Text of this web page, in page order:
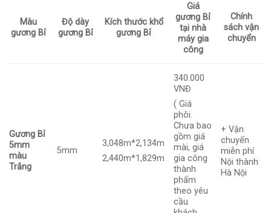
Màu
gương Bỉ
Độ dày
gương Bỉ
Kích thước khổ
gương Bỉ
Giá
gương Bỉ
tại nhà
máy gia
công
Chính
sách vận
chuyển
Gương Bỉ
5mm
màu
Trắng
5mm
3,048m*2,134m
2,440m*1,829m
340.000
VNĐ
( Giá
phôi.
Chưa bao
gồm giá
mài, giá
gia công
thành
phẩm
theo yêu
cầu
+ Vận
chuyển
miễn phí
Nội thành
Hà Nội